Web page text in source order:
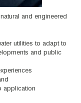
and engineered
utilities to adapt to
and public
application